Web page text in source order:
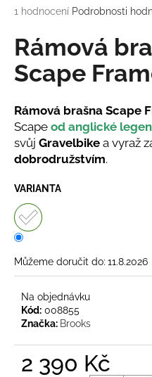
Průměrné
produktu
je
5,0
z
hvězdiček.
1 hodnocení Podrobnosti
Rámová
Scape
Rámová brašna Scape
Scape od anglické
svůj Gravelbike a vyraž
dobrodružstvím.
VARIANTA
Můžeme doručit do: 11.8.2026
Na objednávku
Kód: 008855
Značka: Brooks
2 390 Kč
a
j
í
t
HLEDAT
D
o
p
o
u
č
u
j
e